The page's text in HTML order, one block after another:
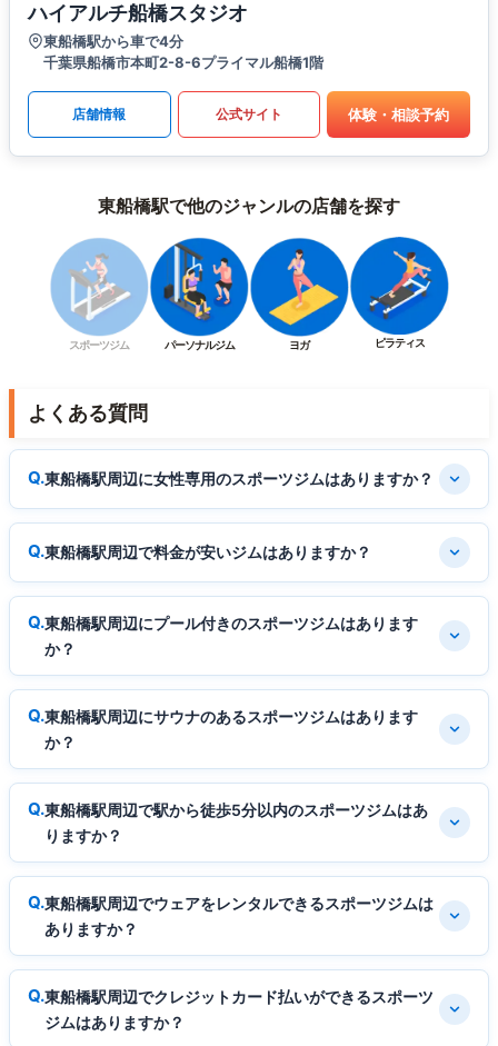
ハイアルチ船橋スタジオ
東船橋駅から車で4分
千葉県船橋市本町2-8-6プライマル船橋1階
店舗情報 公式サイト 体験・相談予約
東船橋駅で他のジャンルの店舗を探す
スポーツジム パーソナルジム ヨガ ピラティス
よくある質問
東船橋駅周辺に女性専用のスポーツジムはありますか？
東船橋駅周辺で料金が安いジムはありますか？
東船橋駅周辺にプール付きのスポーツジムはあります
か？
東船橋駅周辺にサウナのあるスポーツジムはあります
か？
東船橋駅周辺で駅から徒歩5分以内のスポーツジムはあ
りますか？
東船橋駅周辺でウェアをレンタルできるスポーツジムは
ありますか？
東船橋駅周辺でクレジットカード払いができるスポーツ
ジムはありますか？